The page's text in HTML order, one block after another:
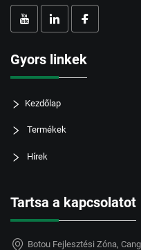
Gyors linkek
Kezdőlap
Termékek
Hírek
Tartsa a kapcsolatot
Botou Fejlesztési Zóna,